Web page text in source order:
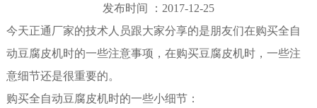
发布时间 ：2017-12-25
今天正通厂家的技术人员跟大家分享的是朋友们在购买全自
动豆腐皮机时的一些注意事项，在购买豆腐皮机时，一些注
意细节还是很重要的。
购买全自动豆腐皮机时的一些小细节：